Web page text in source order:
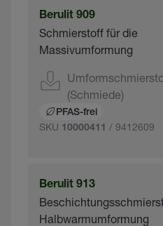
Berulit 909
Schmierstoff für die
Massivumformung
(Schmiede)
PFAS-frei
SKU 10000411 / 9412609
Berulit 913
Halbwarmumformung